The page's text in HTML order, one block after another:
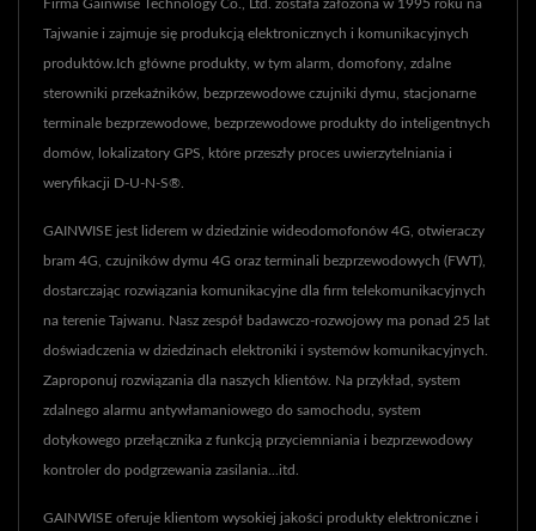
Firma Gainwise Technology Co., Ltd. została założona w 1995 roku na
Tajwanie i zajmuje się produkcją elektronicznych i komunikacyjnych
produktów.Ich główne produkty, w tym alarm, domofony, zdalne
sterowniki przekaźników, bezprzewodowe czujniki dymu, stacjonarne
terminale bezprzewodowe, bezprzewodowe produkty do inteligentnych
domów, lokalizatory GPS, które przeszły proces uwierzytelniania i
weryfikacji D-U-N-S®.
GAINWISE jest liderem w dziedzinie wideodomofonów 4G, otwieraczy
bram 4G, czujników dymu 4G oraz terminali bezprzewodowych (FWT),
dostarczając rozwiązania komunikacyjne dla firm telekomunikacyjnych
na terenie Tajwanu. Nasz zespół badawczo-rozwojowy ma ponad 25 lat
doświadczenia w dziedzinach elektroniki i systemów komunikacyjnych.
Zaproponuj rozwiązania dla naszych klientów. Na przykład, system
zdalnego alarmu antywłamaniowego do samochodu, system
dotykowego przełącznika z funkcją przyciemniania i bezprzewodowy
kontroler do podgrzewania zasilania...itd.
GAINWISE oferuje klientom wysokiej jakości produkty elektroniczne i